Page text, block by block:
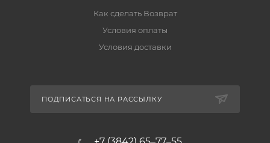
Как сделать Возврат
Условия оплаты
Условия доставки
ПОДПИСАТЬСЯ НА РАССЫЛКУ